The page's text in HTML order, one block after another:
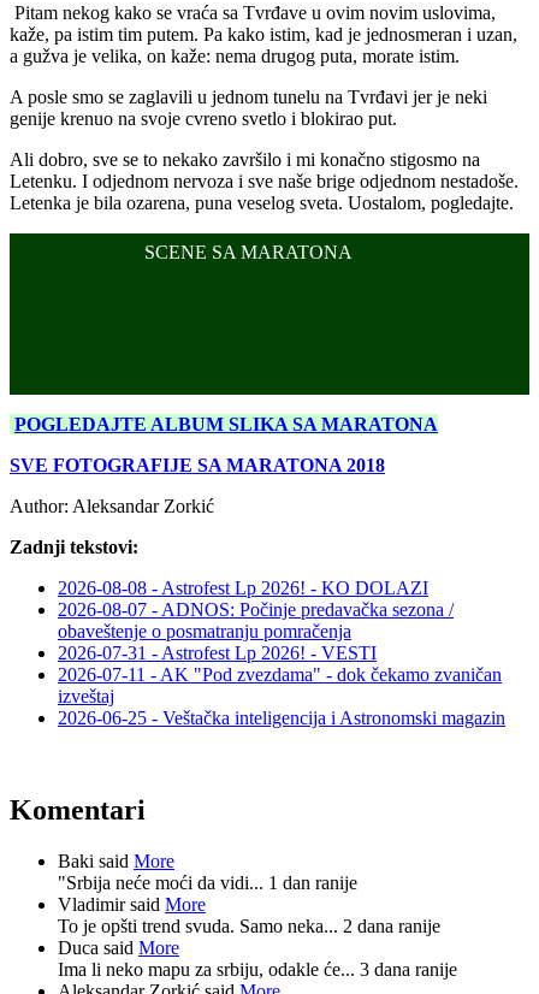
Pitam nekog kako se vraća sa Tvrđave u ovim novim uslovima,
kaže, pa istim tim putem. Pa kako istim, kad je jednosmeran i uzan,
a gužva je velika, on kaže: nema drugog puta, morate istim.
A posle smo se zaglavili u jednom tunelu na Tvrđavi jer je neki
genije krenuo na svoje cvreno svetlo i blokirao put.
Ali dobro, sve se to nekako završilo i mi konačno stigosmo na
Letenku. I odjednom nervoza i sve naše brige odjednom nestadoše.
Letenka je bila ozarena, puna veselog sveta. Uostalom, pogledajte.
SCENE SA MARATONA
POGLEDAJTE ALBUM SLIKA SA MARATONA
SVE FOTOGRAFIJE SA MARATONA 2018
Author: Aleksandar Zorkić
Zadnji tekstovi:
2026-08-08 - Astrofest Lp 2026! - KO DOLAZI
2026-08-07 - ADNOS: Počinje predavačka sezona /
obaveštenje o posmatranju pomračenja
2026-07-31 - Astrofest Lp 2026! - VESTI
2026-07-11 - AK "Pod zvezdama" - dok čekamo zvaničan
izveštaj
2026-06-25 - Veštačka inteligencija i Astronomski magazin
Komentari
Baki said More
"Srbija neće moći da vidi... 1 dan ranije
Vladimir said More
To je opšti trend svuda. Samo neka... 2 dana ranije
Duca said More
Ima li neko mapu za srbiju, odakle će... 3 dana ranije